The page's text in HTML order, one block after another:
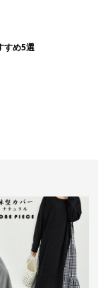
すめ5選